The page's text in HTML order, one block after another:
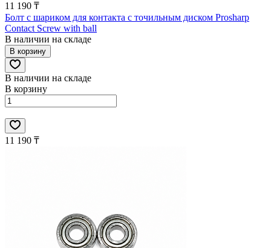
11 190 ₸
Болт с шариком для контакта с точильным диском Prosharp
Contact Screw with ball
В наличии на складе
В корзину
В наличии на складе
В корзину
11 190 ₸